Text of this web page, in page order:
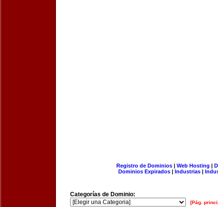
Registro de Dominios| Web Hosting |
Dominios Expirados | Industrias |
Categorías de Dominio:
[Pág.